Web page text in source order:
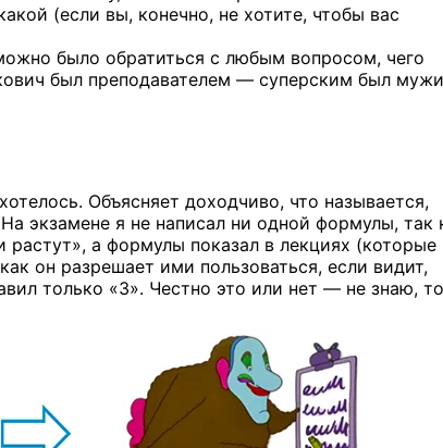
(если вы, конечно, не хотите, чтобы вас
было обратиться с любым вопросом, чего
был преподавателем — суперским был
Объясняет доходчиво, что называется,
экзамене я не написал ни одной формулы, так
растут», а формулы показал в лекциях (которые
он разрешает ими пользоваться, если видит,
только «3». Честно это или нет — не знаю,